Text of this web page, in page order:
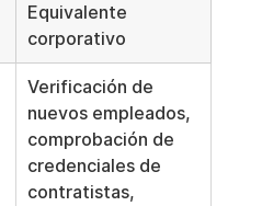
Equivalente
corporativo
Verificación de
nuevos empleados,
comprobación de
credenciales de
contratistas,